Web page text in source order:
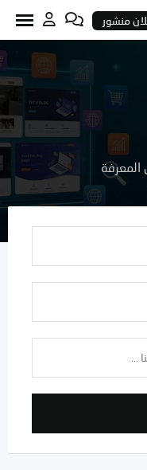
منشور
المعرفة